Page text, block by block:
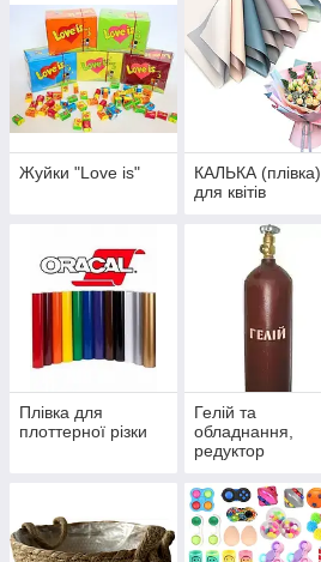
Жуйки "Love is"
КАЛЬКА (плівка)
для квітів
Плівка для
плоттерної різки
Гелій та
обладнання,
редуктор